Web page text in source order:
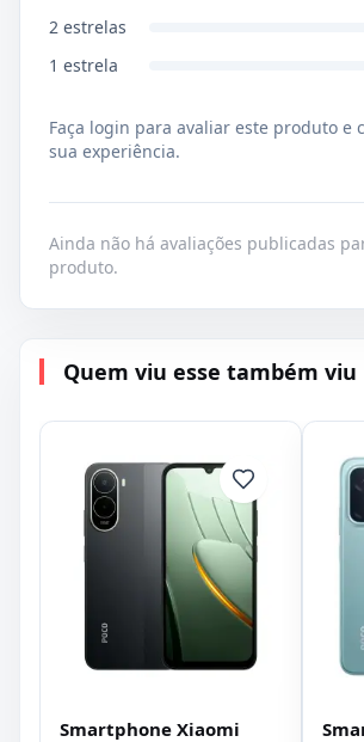
2 estrelas
1 estrela
Faça login para avaliar este produto e
sua experiência.
Ainda não há avaliações publicadas
produto.
Quem viu esse também viu
Smartphone Xiaomi